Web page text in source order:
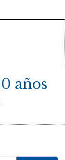
años